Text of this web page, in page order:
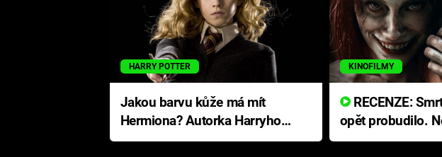
HARRY POTTER
Jakou barvu kůže má mít
Hermiona? Autorka Harryho
Pottera přišla s ráznou
KINOFILMY
RECENZE: Smrtelné zlo se
opět probudilo.
přichází s